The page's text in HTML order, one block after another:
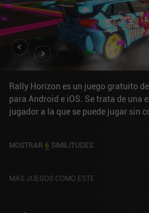
Rally Horizon es un juego gratuito
para Android e iOS. Se trata de una
jugador a la que se puede jugar sin
de 4,7 sobre 5,0 en la App Store de
MOSTRAR 6 SIMILITUDES
MÁS JUEGOS COMO ESTE